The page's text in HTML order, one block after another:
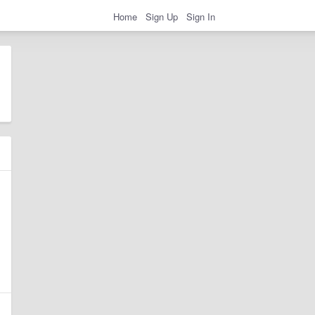
Home Sign Up Sign In